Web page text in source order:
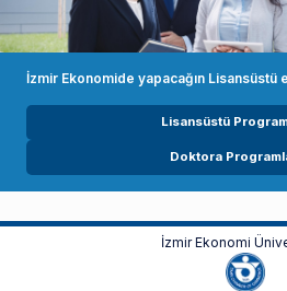
İzmir Ekonomide yapacağın Lisansüstü
Lisansüstü
Doktora
İzmir Ekonomi